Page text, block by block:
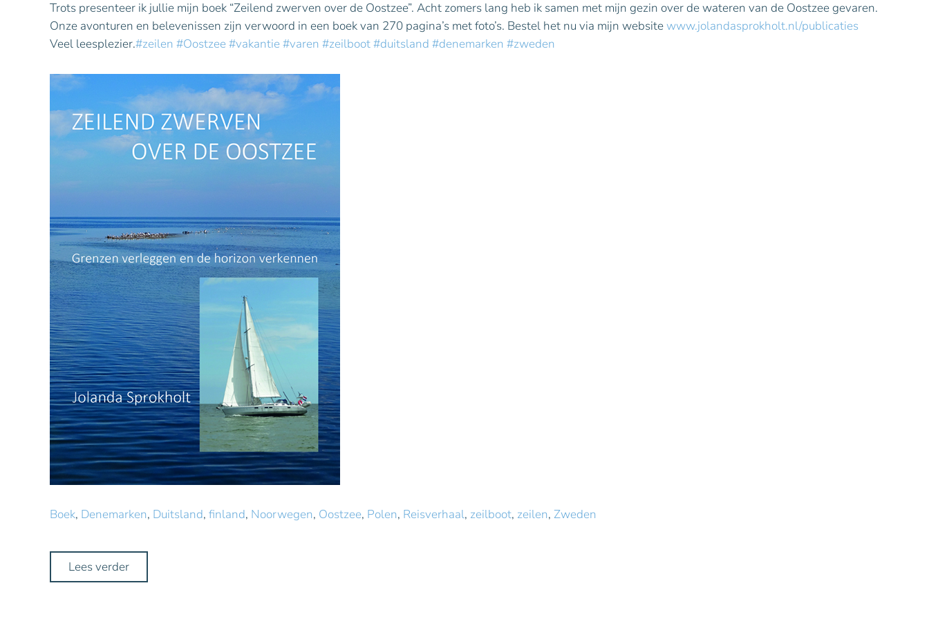
over
de
Oostzee
Trots presenteer ik jullie mijn boek “Zeilend zwerven over de Oostzee”. Acht zomers lang heb ik samen met mijn gezin over de wateren van de Oostzee gevaren.
Onze avonturen en belevenissen zijn verwoord in een boek van 270 pagina’s met foto’s. Bestel het nu via mijn websitewww.jolandasprokholt.nl/publicaties
Veel leesplezier.#zeilen #Oostzee#vakantie#varen #zeilboot#duitsland #denemarken #zweden
Boek, Denemarken, Duitsland, finland, Noorwegen, Oostzee, Polen, Reisverhaal, zeilboot, zeilen, Zweden
Lees verder